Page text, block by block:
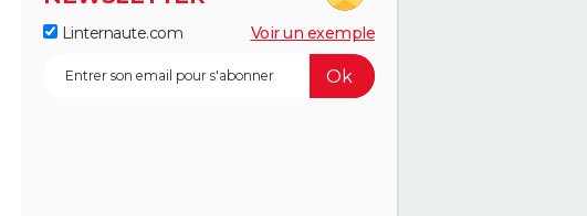
Linternaute.com Voir un exemple